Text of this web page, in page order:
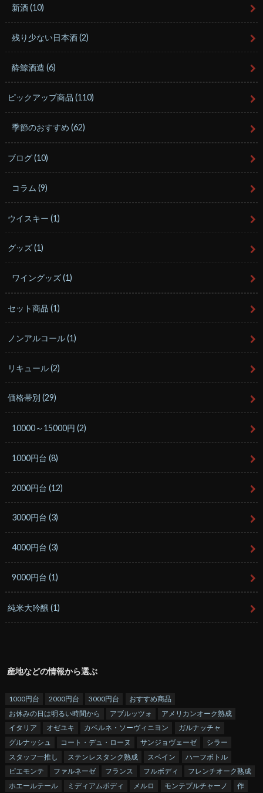
新酒(10)
残り少ない日本酒(2)
酔鯨酒造(6)
ピックアップ商品(110)
季節のおすすめ(62)
ブログ(10)
コラム(9)
ウイスキー(1)
グッズ(1)
ワイングッズ(1)
セット商品(1)
ノンアルコール(1)
リキュール(2)
価格帯別(29)
10000～15000円(2)
1000円台(8)
2000円台(12)
3000円台(3)
4000円台(3)
9000円台(1)
純米大吟醸(1)
産地などの情報から選ぶ
1000円台 2000円台 3000円台
おすすめ商品
お休みの日は明るい時間から
アブルッツォ
アメリカンオーク熟成
イタリア
オゼユキ カベルネ・ソーヴィニヨン
ガルナッチャ
グルナッシュ
コート・デュ・ローヌ サンジョヴェーゼ
シラー
スタッフ一推し
ステンレスタンク熟成 スペイン
ハーフボトル
ピエモンテ
ファルネーゼ フランス フルボディ
フレンチオーク熟成
ホエールテール
ミディアムボディ メルロ モンテプルチャーノ
作